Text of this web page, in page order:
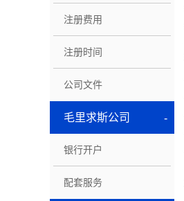
注册费用
注册时间
公司文件
毛里求斯公司
银行开户
配套服务